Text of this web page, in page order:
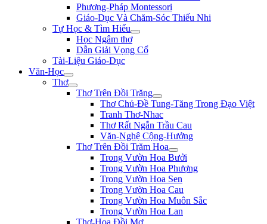
Phương-Pháp Montessori
Giáo-Dục Và Chăm-Sóc Thiếu Nhi
Tự Học & Tìm Hiểu
Học Ngâm thơ
Dẫn Giải Vọng Cổ
Tài-Liệu Giáo-Dục
Văn-Học
Thơ
Thơ Trên Đồi Trăng
Thơ Chủ-Đề Tung-Tăng Trong Đạo Việt
Tranh Thơ-Nhac
Thơ Rất Ngắn Trầu Cau
Văn-Nghệ Cộng-Hưởng
Thơ Trên Đồi Trăm Hoa
Trong Vườn Hoa Bưởi
Trong Vườn Hoa Phượng
Trong Vườn Hoa Sen
Trong Vườn Hoa Cau
Trong Vườn Hoa Muôn Sắc
Trong Vườn Hoa Lan
Thơ-Họa Đồi Mơ